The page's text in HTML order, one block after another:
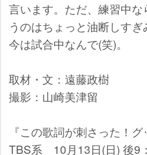
言います。ただ、練習中
うのはちょっと油断しすぎ
今は試合中なんで(笑)。
取材・文：遠藤政樹
撮影：山崎美津留
『この歌詞が刺さった！グ
TBS系 10月13日(日) 後9